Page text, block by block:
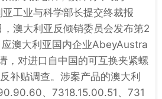
工业与科学部长提交终裁报
澳大利亚反倾销委员会发布第2
澳大利亚国内企业AbeyAustra
，对进口自中国的可互换夹紧螺
补贴调查。涉案产品的澳大利
、7318.15.00.51、731